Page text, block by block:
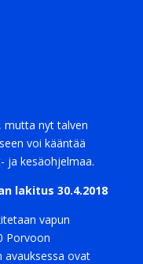
mutta nyt talven
voi kääntää
ja kesäohjelmaa.
lakitus 30.4.2018
vapun
Porvoon
avauksessa ovat